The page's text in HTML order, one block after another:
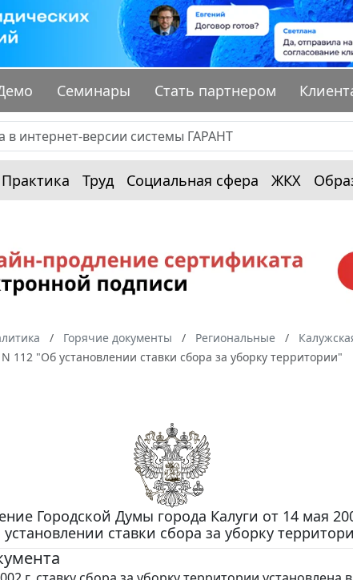
Семинары Стать партнером
Практика Труд Социальная сфера ЖКХ
Горячие документы Региональные
112 "Об установлении ставки сбора за уборку территории"
Городской Думы города Калуги от 14 мая
ставки сбора за уборку